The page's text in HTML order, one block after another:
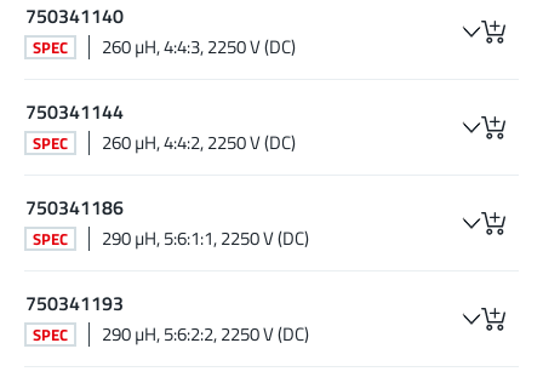
750341140
SPEC 260 µH, 4:4:3, 2250 V (DC)
750341144
SPEC 260 µH, 4:4:2, 2250 V (DC)
750341186
SPEC 290 µH, 5:6:1:1, 2250 V (DC)
750341193
SPEC 290 µH, 5:6:2:2, 2250 V (DC)